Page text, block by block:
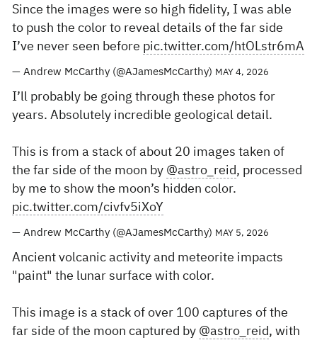
Since the images were so high fidelity, I was able
to push the color to reveal details of the far side
I’ve never seen before pic.twitter.com/htOLstr6mA
— Andrew McCarthy (@AJamesMcCarthy) MAY 4, 2026
I’ll probably be going through these photos for
years. Absolutely incredible geological detail.
This is from a stack of about 20 images taken of
the far side of the moon by @astro_reid, processed
by me to show the moon’s hidden color.
pic.twitter.com/civfv5iXoY
— Andrew McCarthy (@AJamesMcCarthy) MAY 5, 2026
Ancient volcanic activity and meteorite impacts
"paint" the lunar surface with color.
This image is a stack of over 100 captures of the
far side of the moon captured by @astro_reid, with